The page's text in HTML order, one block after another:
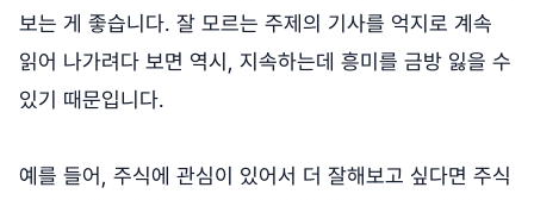
보는 게 좋습니다. 잘 모르는 주제의 기사를 억지로 계속
읽어 나가려다 보면 역시, 지속하는데 흥미를 금방 잃을 수
있기 때문입니다.
예를 들어, 주식에 관심이 있어서 더 잘해보고 싶다면 주식